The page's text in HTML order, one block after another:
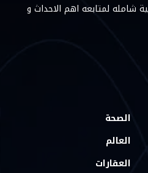
شامله لمتابعه اهم الاحداث و
الصحة
العالم
العقارات